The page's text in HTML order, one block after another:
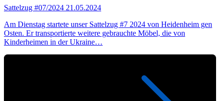
Sattelzug #07/2024 21.05.2024
Am Dienstag startete unser Sattelzug #7 2024 von Heidenheim gen
Osten. Er transportierte weitere gebrauchte Möbel, die von
Kinderheimen in der Ukraine…